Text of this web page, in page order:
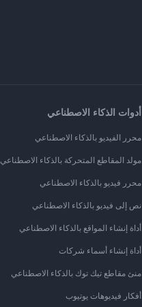
أدوات الذكاء الاصطناعي
محرر الفيديو بالذكاء الاصطناعي
مولد المقاطع المتحركة بالذكاء الاصطناعي
محرر فيديو بالذكاء الاصطناعي
نص إلى فيديو بالذكاء الاصطناعي
أداة إنشاء المواقع بالذكاء الاصطناعي
أداة إنشاء أسماء شركات
منئ مقاطع تيك توك بالذكاء الاصطناعي
أفكار فيديوهات يوتيوب